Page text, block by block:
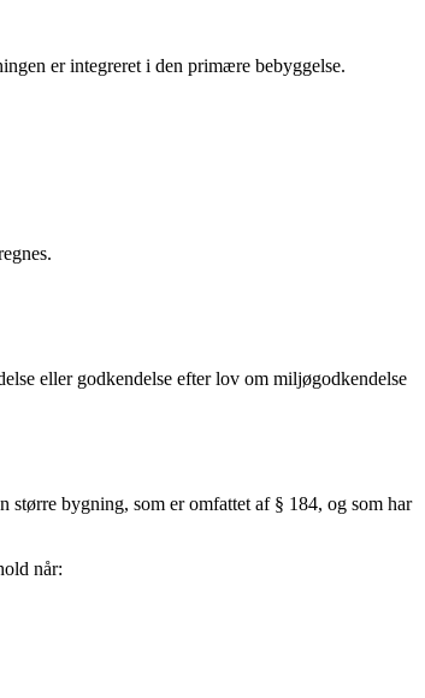
erintegreret i den primære bebyggelse.
eller godkendelse efter lov om miljøgodkendelse
større bygning, som er omfattet af § 184, og som har
når: